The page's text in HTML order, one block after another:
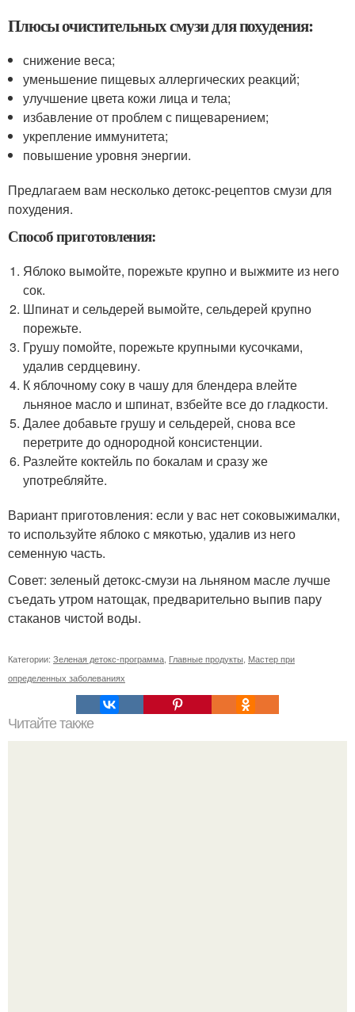
Плюсы очистительных смузи для похудения:
снижение веса;
уменьшение пищевых аллергических реакций;
улучшение цвета кожи лица и тела;
избавление от проблем с пищеварением;
укрепление иммунитета;
повышение уровня энергии.
Предлагаем вам несколько детокс-рецептов смузи для
похудения.
Способ приготовления:
Яблоко вымойте, порежьте крупно и выжмите из него
сок.
Шпинат и сельдерей вымойте, сельдерей крупно
порежьте.
Грушу помойте, порежьте крупными кусочками,
удалив сердцевину.
К яблочному соку в чашу для блендера влейте
льняное масло и шпинат, взбейте все до гладкости.
Далее добавьте грушу и сельдерей, снова все
перетрите до однородной консистенции.
Разлейте коктейль по бокалам и сразу же
употребляйте.
Вариант приготовления: если у вас нет соковыжималки,
то используйте яблоко с мякотью, удалив из него
семенную часть.
Совет: зеленый детокс-смузи на льняном масле лучше
съедать утром натощак, предварительно выпив пару
стаканов чистой воды.
Категории: Зеленая детокс-программа Главные продукты Мастер при
определенных заболеваниях
Читайте также